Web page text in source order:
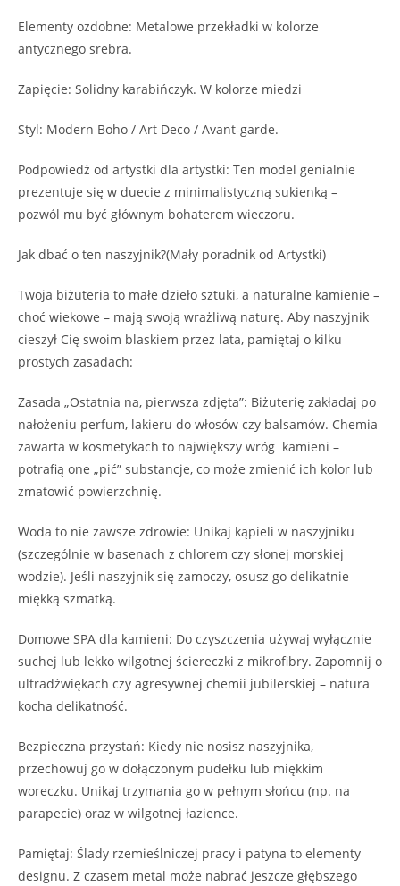
​Elementy ozdobne: Metalowe przekładki w kolorze
antycznego srebra.
​Zapięcie: Solidny karabińczyk. W kolorze miedzi
​Styl: Modern Boho / Art Deco / Avant-garde.
​Podpowiedź od artystki dla artystki: Ten model genialnie
prezentuje się w duecie z minimalistyczną sukienką –
pozwól mu być głównym bohaterem wieczoru.
Jak dbać o ten naszyjnik?(Mały poradnik od Artystki)
​Twoja biżuteria to małe dzieło sztuki, a naturalne kamienie –
choć wiekowe – mają swoją wrażliwą naturę. Aby naszyjnik
cieszył Cię swoim blaskiem przez lata, pamiętaj o kilku
prostych zasadach:
​Zasada „Ostatnia na, pierwsza zdjęta”: Biżuterię zakładaj po
nałożeniu perfum, lakieru do włosów czy balsamów. Chemia
zawarta w kosmetykach to największy wróg kamieni –
potrafią one „pić” substancje, co może zmienić ich kolor lub
zmatowić powierzchnię.
​Woda to nie zawsze zdrowie: Unikaj kąpieli w naszyjniku
(szczególnie w basenach z chlorem czy słonej morskiej
wodzie). Jeśli naszyjnik się zamoczy, osusz go delikatnie
miękką szmatką.
​Domowe SPA dla kamieni: Do czyszczenia używaj wyłącznie
suchej lub lekko wilgotnej ściereczki z mikrofibry. Zapomnij o
ultradźwiękach czy agresywnej chemii jubilerskiej – natura
kocha delikatność.
​Bezpieczna przystań: Kiedy nie nosisz naszyjnika,
przechowuj go w dołączonym pudełku lub miękkim
woreczku. Unikaj trzymania go w pełnym słońcu (np. na
parapecie) oraz w wilgotnej łazience.
​Pamiętaj: Ślady rzemieślniczej pracy i patyna to elementy
designu. Z czasem metal może nabrać jeszcze głębszego